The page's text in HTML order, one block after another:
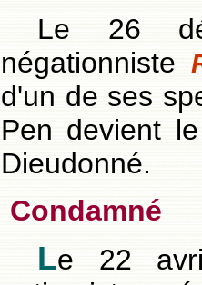
Le 26
négationniste
d'un de ses
Pen devient
Dieudonné.
Condamné
Le 22